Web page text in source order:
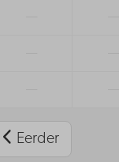
Eerder